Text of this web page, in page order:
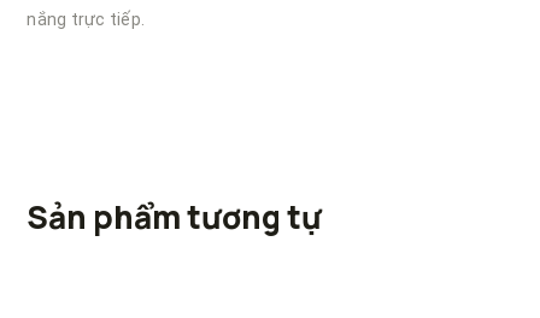
nắng trực tiếp.
Sản phẩm tương tự